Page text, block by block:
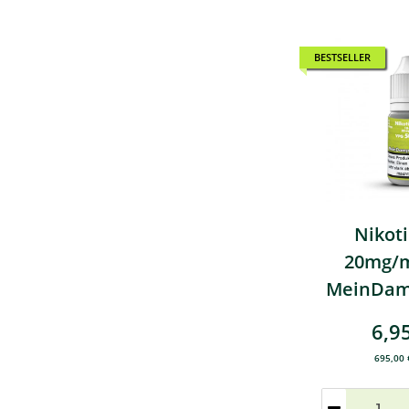
BESTSELLER
20mg/
695,00
BESTSELLER
BESTSELLER